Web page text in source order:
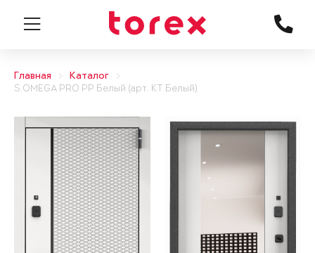
Главная
Каталог
S.OMEGA PRO PP Белый (арт. КТ Белый)